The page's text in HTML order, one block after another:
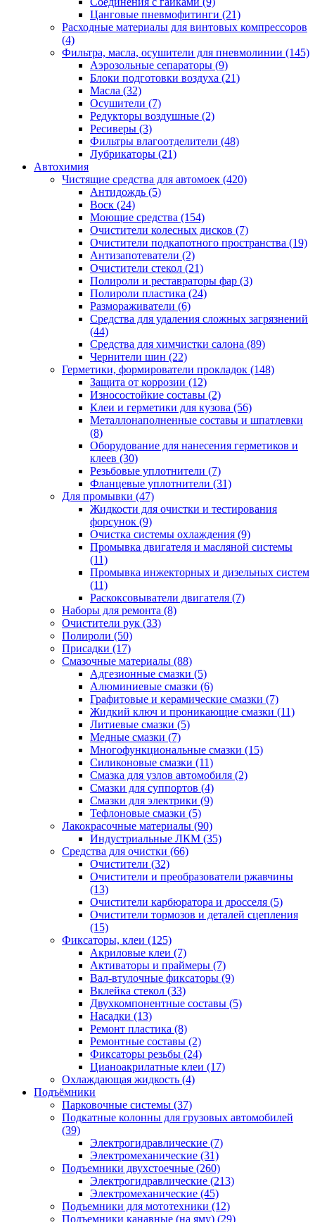
Цанговые пневмофитинги (21)
Расходные материалы для винтовых компрессоров
(4)
Фильтра, масла, осушители для пневмолинии (145)
Аэрозольные сепараторы (9)
Блоки подготовки воздуха (21)
Масла (32)
Осушители (7)
Редукторы воздушные (2)
Ресиверы (3)
Фильтры влагоотделители (48)
Лубрикаторы (21)
Автохимия
Чистящие средства для автомоек (420)
Антидождь (5)
Воск (24)
Моющие средства (154)
Очистители колесных дисков (7)
Очистители подкапотного пространства (19)
Антизапотеватели (2)
Очистители стекол (21)
Полироли и реставраторы фар (3)
Полироли пластика (24)
Размораживатели (6)
Средства для удаления сложных загрязнений
(44)
Средства для химчистки салона (89)
Чернители шин (22)
Герметики, формирователи прокладок (148)
Защита от коррозии (12)
Износостойкие составы (2)
Клеи и герметики для кузова (56)
Металлонаполненные составы и шпатлевки
(8)
Оборудование для нанесения герметиков и
клеев (30)
Резьбовые уплотнители (7)
Фланцевые уплотнители (31)
Для промывки (47)
Жидкости для очистки и тестирования
форсунок (9)
Очистка системы охлаждения (9)
Промывка двигателя и масляной системы
(11)
Промывка инжекторных и дизельных систем
(11)
Раскоксовыватели двигателя (7)
Наборы для ремонта (8)
Очистители рук (33)
Полироли (50)
Присадки (17)
Смазочные материалы (88)
Адгезионные смазки (5)
Алюминиевые смазки (6)
Графитовые и керамические смазки (7)
Жидкий ключ и проникающие смазки (11)
Литиевые смазки (5)
Медные смазки (7)
Многофункциональные смазки (15)
Силиконовые смазки (11)
Смазка для узлов автомобиля (2)
Смазки для суппортов (4)
Смазки для электрики (9)
Тефлоновые смазки (5)
Лакокрасочные материалы (90)
Индустриальные ЛКМ (35)
Средства для очистки (66)
Очистители (32)
Очистители и преобразователи ржавчины
(13)
Очистители карбюратора и дросселя (5)
Очистители тормозов и деталей сцепления
(15)
Фиксаторы, клеи (125)
Акриловые клеи (7)
Активаторы и праймеры (7)
Вал-втулочные фиксаторы (9)
Вклейка стекол (33)
Двухкомпонентные составы (5)
Насадки (13)
Ремонт пластика (8)
Ремонтные составы (2)
Фиксаторы резьбы (24)
Цианоакрилатные клеи (17)
Охлаждающая жидкость (4)
Подъёмники
Парковочные системы (37)
Подкатные колонны для грузовых автомобилей
(39)
Электрогидравлические (7)
Электромеханические (31)
Подъемники двухстоечные (260)
Электрогидравлические (213)
Электромеханические (45)
Подъемники для мототехники (12)
Подъемники канавные (на яму) (29)